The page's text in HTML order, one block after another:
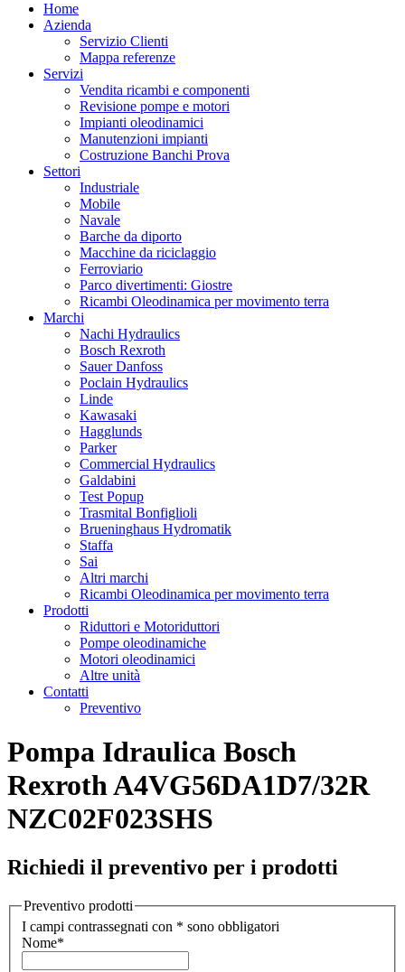
Home
Azienda
Servizio Clienti
Mappa referenze
Servizi
Vendita ricambi e componenti
Revisione pompe e motori
Impianti oleodinamici
Manutenzioni impianti
Costruzione Banchi Prova
Settori
Industriale
Mobile
Navale
Barche da diporto
Macchine da riciclaggio
Ferroviario
Parco divertimenti: Giostre
Ricambi Oleodinamica per movimento terra
Marchi
Nachi Hydraulics
Bosch Rexroth
Sauer Danfoss
Poclain Hydraulics
Linde
Kawasaki
Hagglunds
Parker
Commercial Hydraulics
Galdabini
Test Popup
Trasmital Bonfiglioli
Brueninghaus Hydromatik
Staffa
Sai
Altri marchi
Ricambi Oleodinamica per movimento terra
Prodotti
Riduttori e Motoriduttori
Pompe oleodinamiche
Motori oleodinamici
Altre unità
Contatti
Preventivo
Pompa Idraulica Bosch
Rexroth A4VG56DA1D7/32R
NZC02F023SHS
Richiedi il preventivo per i prodotti
Preventivo prodotti
I campi contrassegnati con * sono obbligatori
Nome*